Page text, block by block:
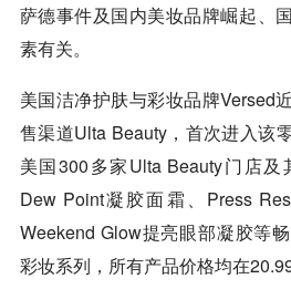
萨德事件及国内美妆品牌崛起、
素有关。
美国洁净护肤与彩妆品牌Versed
售渠道Ulta Beauty，首次进入该
美国300多家Ulta Beauty门店
Dew Point凝胶面霜、Press
Weekend Glow提亮眼部凝胶等
彩妆系列，所有产品价格均在